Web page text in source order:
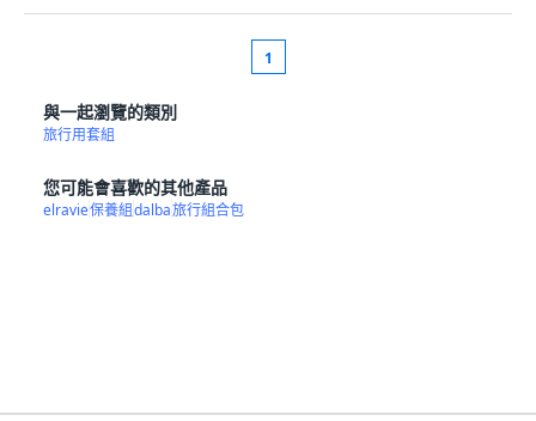
1
與一起瀏覽的類別
旅行用套組
您可能會喜歡的其他產品
elravie保養組dalba旅行組合包